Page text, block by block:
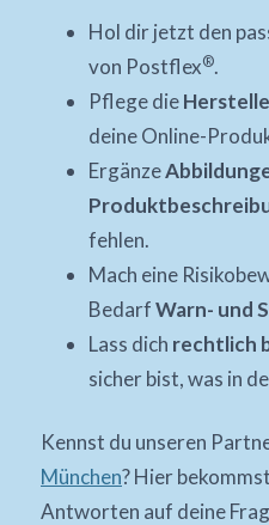
Hol dir jetzt den
von Postflex®.
Pflege die
deine Online-
Ergänze
fehlen.
Mach eine
BedarfWarn- und
Lass dich rechtlich
sicher bist, was in
Kennst du unseren
München? Hier
Antworten auf deine